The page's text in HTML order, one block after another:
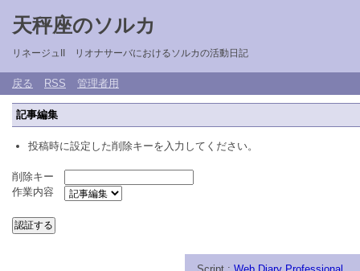
天秤座のソルカ
リネージュII リオナサーバにおけるソルカの活動日記
戻る RSS 管理者用
記事編集
投稿時に設定した削除キーを入力してください。
削除キー
作業内容